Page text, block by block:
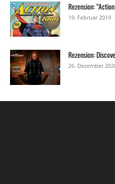
Rezension:
19. Februar 2019
Rezension:
26. Dezember